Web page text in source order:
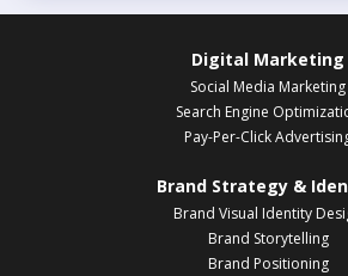
Digital Marketing
Social Media Marketing
Search Engine
Pay-Per-Click
Brand Strategy &
Brand Visual Identity
Brand Storytelling
Brand Positioning